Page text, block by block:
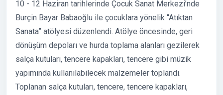
10 - 12 Haziran tarihlerinde Çocuk Sanat Merkezi’nde
Burçin Bayar Babaoğlu ile çocuklara yönelik “Atıktan
Sanata” atölyesi düzenlendi. Atölye öncesinde, geri
dönüşüm depoları ve hurda toplama alanları gezilerek
salça kutuları, tencere kapakları, tencere gibi müzik
yapımında kullanılabilecek malzemeler toplandı.
Toplanan salça kutuları, tencere, tencere kapakları,